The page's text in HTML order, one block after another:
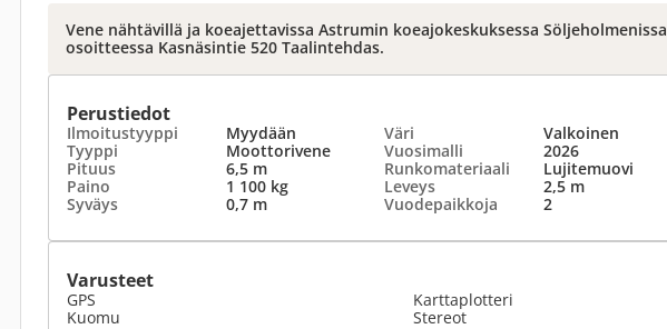
Vene nähtävillä ja koeajettavissa Astrumin koeajokeskuksessa Söljeholmenissa
osoitteessa Kasnäsintie 520 Taalintehdas.
Perustiedot
Ilmoitustyyppi Myydään Väri
Valkoinen
Tyyppi
Moottorivene Vuosimalli
2026
Pituus
6,5 m Runkomateriaali
Lujitemuovi
Paino
1 100 kg Leveys
2,5 m
Syväys
0,7 m Vuodepaikkoja 2
Varusteet
GPS
Kuomu
Karttaplotteri
Stereot